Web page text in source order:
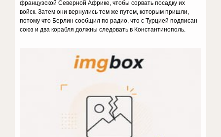
французской Северной Африке, чтобы сорвать посадку их
войск. Затем они вернулись тем же путем, которым пришли,
потому что Берлин сообщил по радио, что с Турцией подписан
союз и два корабля должны следовать в Константинополь.